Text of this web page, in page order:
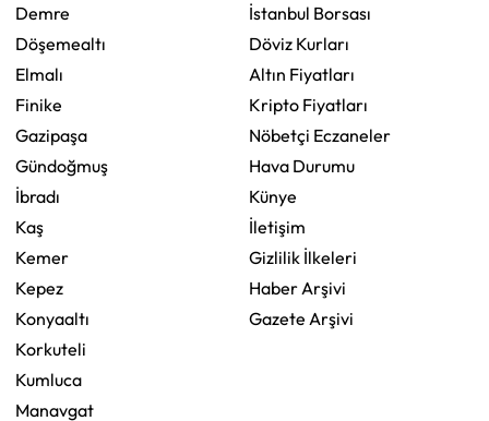
Demre
Döşemealtı
Elmalı
Finike
Gazipaşa
Gündoğmuş
İbradı
Kaş
Kemer
Kepez
Konyaaltı
Korkuteli
Kumluca
Manavgat
İstanbul Borsası
Döviz Kurları
Altın Fiyatları
Kripto Fiyatları
Nöbetçi Eczaneler
Hava Durumu
Künye
İletişim
Gizlilik İlkeleri
Haber Arşivi
Gazete Arşivi